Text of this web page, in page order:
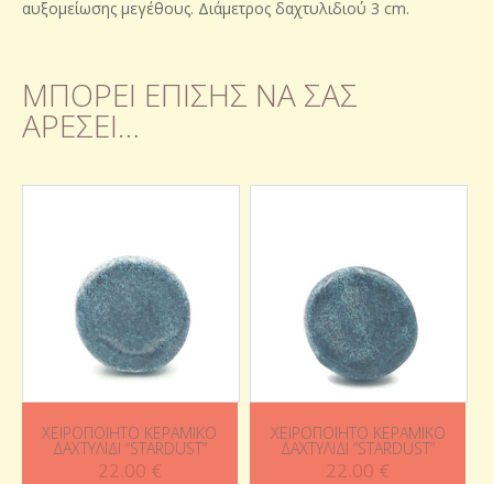
αυξομείωσης μεγέθους. Διάμετρος δαχτυλιδιού 3 cm.
ΜΠΟΡΕΊ ΕΠΊΣΗΣ ΝΑ ΣΑΣ
ΑΡΈΣΕΙ…
ΧΕΙΡΟΠΟΊΗΤΟ ΚΕΡΑΜΙΚΌ
ΔΑΧΤΥΛΊΔΙ “STARDUST”
22.00 €
ΧΕΙΡΟΠΟΊΗΤΟ ΚΕΡΑΜΙΚΌ
ΔΑΧΤΥΛΊΔΙ “STARDUST”
22.00 €